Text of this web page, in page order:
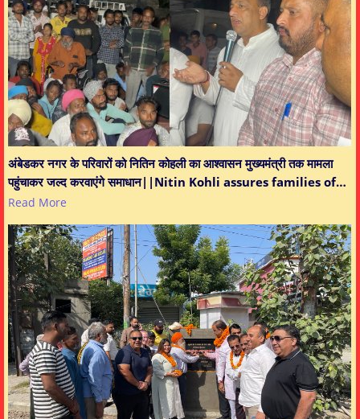
अंबेडकर नगर के परिवारों को नितिन कोहली का आश्वासन मुख्यमंत्री तक मामला
पहुंचाकर जल्द करवाएंगे समाधान||Nitin Kohli assures families of…
Read More